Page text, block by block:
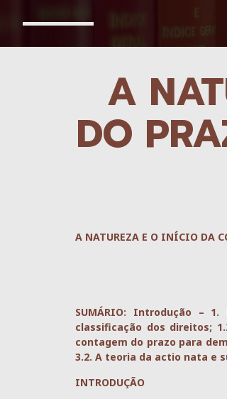
A
DO
A NATUREZA E O INÍCIO DA
SUMÁRIO: Introdução –
classificação dos direitos;
contagem do prazo para
3.2. A teoria da actio nata e
INTRODUÇÃO